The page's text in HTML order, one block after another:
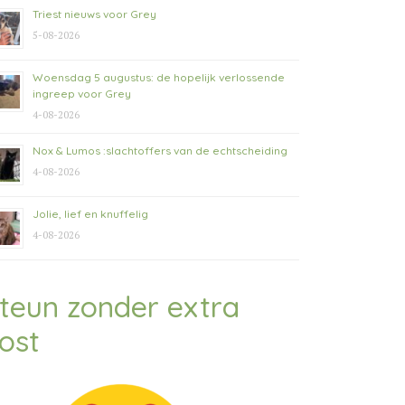
Triest nieuws voor Grey
5-08-2026
Woensdag 5 augustus: de hopelijk verlossende
ingreep voor Grey
4-08-2026
Nox & Lumos :slachtoffers van de echtscheiding
4-08-2026
Jolie, lief en knuffelig
4-08-2026
zonder extra